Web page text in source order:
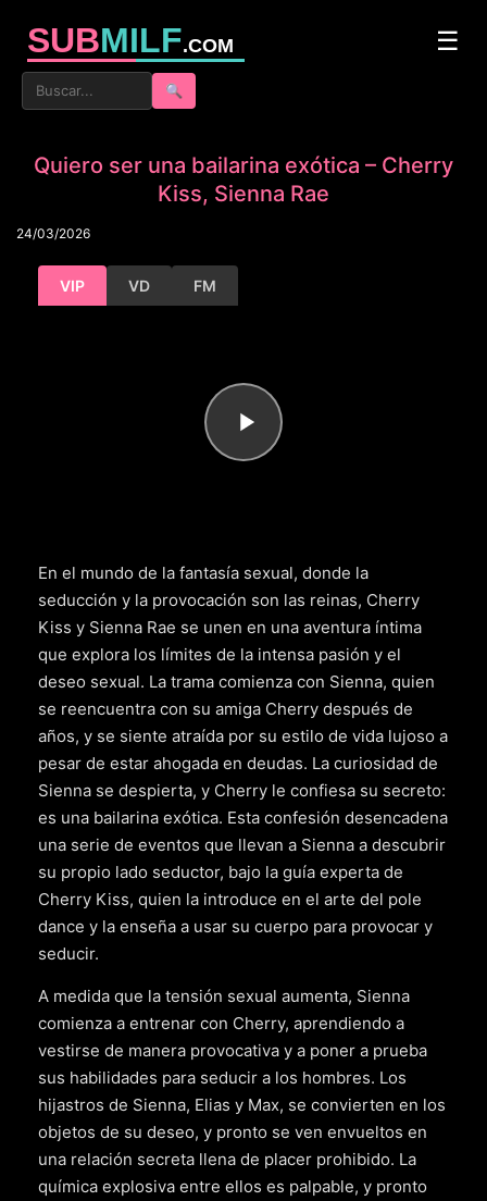
SUBMILF.COM ☰
🔍
Quiero ser una bailarina exótica – Cherry
Kiss, Sienna Rae
24/03/2026
VIP VD FM
En el mundo de la fantasía sexual, donde la
seducción y la provocación son las reinas, Cherry
Kiss y Sienna Rae se unen en una aventura íntima
que explora los límites de la intensa pasión y el
deseo sexual. La trama comienza con Sienna, quien
se reencuentra con su amiga Cherry después de
años, y se siente atraída por su estilo de vida lujoso a
pesar de estar ahogada en deudas. La curiosidad de
Sienna se despierta, y Cherry le confiesa su secreto:
es una bailarina exótica. Esta confesión desencadena
una serie de eventos que llevan a Sienna a descubrir
su propio lado seductor, bajo la guía experta de
Cherry Kiss, quien la introduce en el arte del pole
dance y la enseña a usar su cuerpo para provocar y
seducir.
A medida que la tensión sexual aumenta, Sienna
comienza a entrenar con Cherry, aprendiendo a
vestirse de manera provocativa y a poner a prueba
sus habilidades para seducir a los hombres. Los
hijastros de Sienna, Elias y Max, se convierten en los
objetos de su deseo, y pronto se ven envueltos en
una relación secreta llena de placer prohibido. La
química explosiva entre ellos es palpable, y pronto